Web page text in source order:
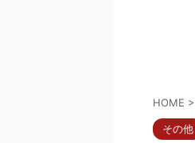
HOME >
その他